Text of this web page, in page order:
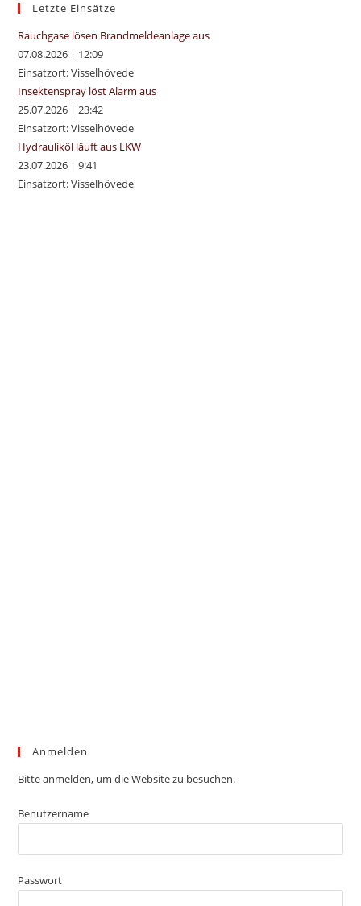
Letzte Einsätze
Rauchgase lösen Brandmeldeanlage aus
07.08.2026 | 12:09
Einsatzort: Visselhövede
Insektenspray löst Alarm aus
25.07.2026 |23:42
Einsatzort: Visselhövede
Hydrauliköl läuft aus LKW
23.07.2026 |9:41
Einsatzort: Visselhövede
Anmelden
Bitte anmelden, um die Website zu besuchen.
Benutzername
Passwort